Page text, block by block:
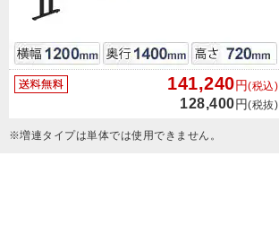
141,240円(税込)
128,400円(税抜)
※増連タイプは単体では使用できません。